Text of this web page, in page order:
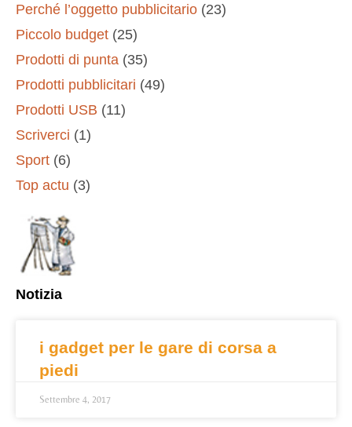
Perché l’oggetto pubblicitario (23)
Piccolo budget (25)
Prodotti di punta (35)
Prodotti pubblicitari (49)
Prodotti USB (11)
Scriverci (1)
Sport (6)
Top actu (3)
Notizia
i gadget per le gare di corsa a
piedi
Settembre 4, 2017